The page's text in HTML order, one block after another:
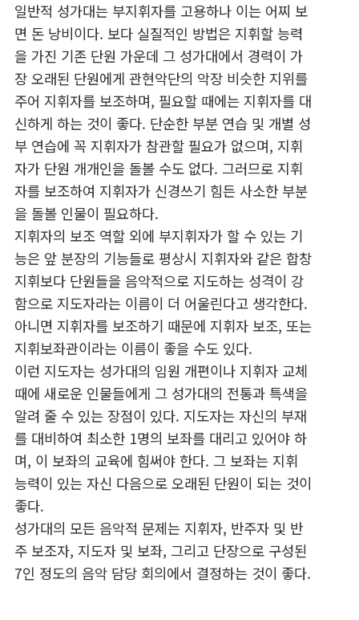
일반적 성가대는 부지휘자를 고용하나 이는 어찌 보
면 돈 낭비이다. 보다 실질적인 방법은 지휘할 능력
을 가진 기존 단원 가운데 그 성가대에서 경력이 가
장 오래된 단원에게 관현악단의 악장 비슷한 지위를
주어 지휘자를 보조하며, 필요할 때에는 지휘자를 대
신하게 하는 것이 좋다. 단순한 부분 연습 및 개별 성
부 연습에 꼭 지휘자가 참관할 필요가 없으며, 지휘
자가 단원 개개인을 돌볼 수도 없다. 그러므로 지휘
자를 보조하여 지휘자가 신경쓰기 힘든 사소한 부분
을 돌볼 인물이 필요하다.
지휘자의 보조 역할 외에 부지휘자가 할 수 있는 기
능은 앞 분장의 기능들로 평상시 지휘자와 같은 합창
지휘보다 단원들을 음악적으로 지도하는 성격이 강
함으로 지도자라는 이름이 더 어울린다고 생각한다.
아니면 지휘자를 보조하기 때문에 지휘자 보조, 또는
지휘보좌관이라는 이름이 좋을 수도 있다.
이런 지도자는 성가대의 임원 개편이나 지휘자 교체
때에 새로운 인물들에게 그 성가대의 전통과 특색을
알려 줄 수 있는 장점이 있다. 지도자는 자신의 부재
를 대비하여 최소한 1명의 보좌를 대리고 있어야 하
며, 이 보좌의 교육에 힘써야 한다. 그 보좌는 지휘
능력이 있는 자신 다음으로 오래된 단원이 되는 것이
좋다.
성가대의 모든 음악적 문제는 지휘자, 반주자 및 반
주 보조자, 지도자 및 보좌, 그리고 단장으로 구성된
7인 정도의 음악 담당 회의에서 결정하는 것이 좋다.